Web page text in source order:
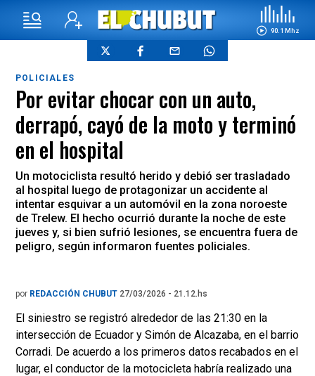
90.1 Mhz
POLICIALES
Por evitar chocar con un auto,
derrapó, cayó de la moto y terminó
en el hospital
Un motociclista resultó herido y debió ser trasladado
al hospital luego de protagonizar un accidente al
intentar esquivar a un automóvil en la zona noroeste
de Trelew. El hecho ocurrió durante la noche de este
jueves y, si bien sufrió lesiones, se encuentra fuera de
peligro, según informaron fuentes policiales.
por REDACCIÓN CHUBUT 27/03/2026 - 21.12.hs
El siniestro se registró alrededor de las 21:30 en la
intersección de Ecuador y Simón de Alcazaba, en el barrio
Corradi. De acuerdo a los primeros datos recabados en el
lugar, el conductor de la motocicleta habría realizado una